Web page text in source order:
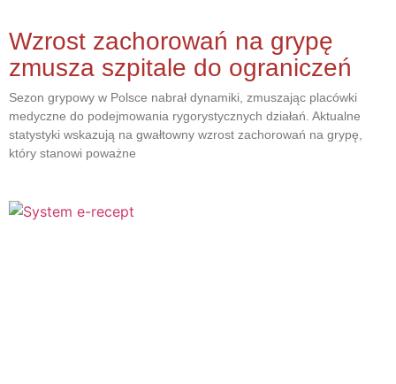
Wzrost zachorowań na grypę
zmusza szpitale do ograniczeń
Sezon grypowy w Polsce nabrał dynamiki, zmuszając placówki
medyczne do podejmowania rygorystycznych działań. Aktualne
statystyki wskazują na gwałtowny wzrost zachorowań na grypę,
który stanowi poważne